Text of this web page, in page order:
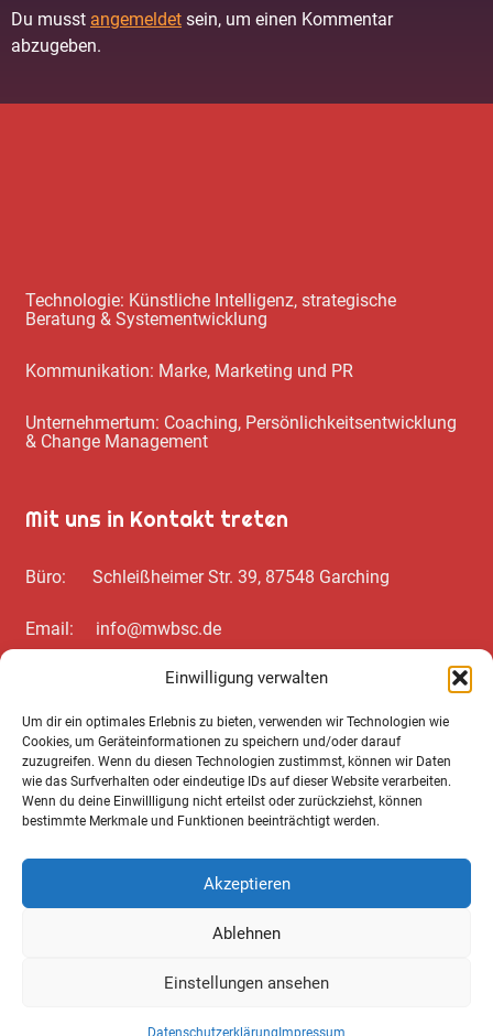
Einwilligung verwalten
Um dir ein optimales Erlebnis zu bieten, verwenden wir Technologien wie
Cookies, um Geräteinformationen zu speichern und/oder darauf
zuzugreifen. Wenn du diesen Technologien zustimmst, können wir Daten
wie das Surfverhalten oder eindeutige IDs auf dieser Website verarbeiten.
Wenn du deine Einwillligung nicht erteilst oder zurückziehst, können
bestimmte Merkmale und Funktionen beeinträchtigt werden.
Akzeptieren
Ablehnen
Einstellungen ansehen
Datenschutz­erklärung Impressum
Du musst angemeldet sein, um einen Kommentar
abzugeben.
Technologie: Künstliche Intelligenz, strategische
Beratung & Systementwicklung
Kommunikation: Marke, Marketing und PR
Unternehmertum: Coaching, Persönlichkeitsentwicklung
& Change Management
Mit uns in Kontakt treten
Büro: Schleißheimer Str. 39, 87548 Garching
Email: info@mwbsc.de
Telefon: +49 89 / 20 00 35 62
Wichtiges zum Schluss
Cookie Notice